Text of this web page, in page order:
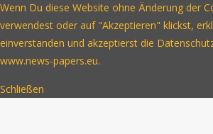
Wenn Du diese Website ohne Änderung der
verwendest oder auf "Akzeptieren" klickst,
einverstanden und akzeptierst die
www.news-papers.eu.
Schließen